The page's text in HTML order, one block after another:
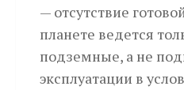
— отсутствие
планете ведется
подземные, а не
эксплуатации в